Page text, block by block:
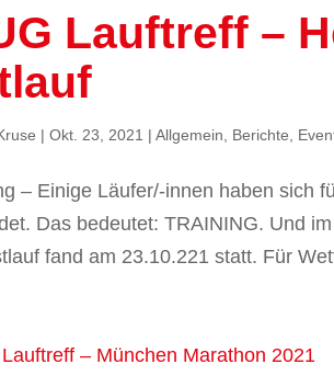
Lauftreff –
|Okt. 23, 2021 |Allgemein, Berichte,
– Einige Läufer/-innen haben sich
Das bedeutet: TRAINING. Und
fand am 23.10.221 statt. Für